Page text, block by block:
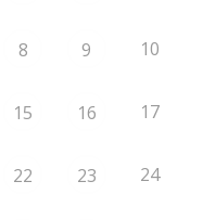
8 9 10
15 16 17
22 23 24